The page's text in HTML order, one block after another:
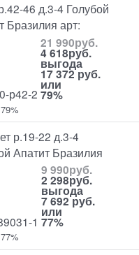
46 д.3-4 Голубой
Бразилия арт:
р42-2
21 990руб.
4 618руб.
выгода
17 372 руб.
или
79%
р.19-22 д.3-4
Апатит Бразилия
1
9 990руб.
2 298руб.
выгода
7 692 руб.
или
77%